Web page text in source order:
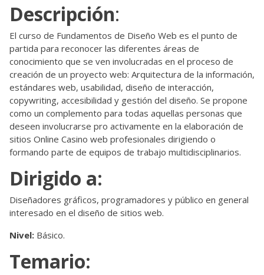
Descripción:
El curso de Fundamentos de Diseño Web es el punto de
partida para reconocer las diferentes áreas de
conocimiento que se ven involucradas en el proceso de
creación de un proyecto web: Arquitectura de la información,
estándares web, usabilidad, diseño de interacción,
copywriting, accesibilidad y gestión del diseño. Se propone
como un complemento para todas aquellas personas que
deseen involucrarse pro activamente en la elaboración de
sitios Online Casino web profesionales dirigiendo o
formando parte de equipos de trabajo multidisciplinarios.
Dirigido a:
Diseñadores gráficos, programadores y público en general
interesado en el diseño de sitios web.
Nivel: Básico.
Temario: